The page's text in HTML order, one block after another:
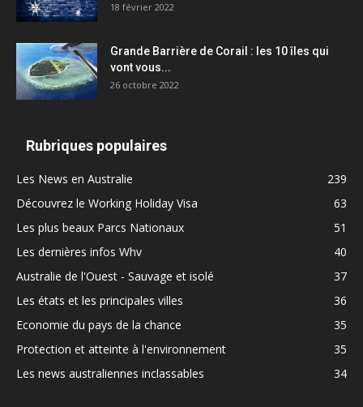
18 février 2022
Grande Barrière de Corail : les 10 îles qui
vont vous...
26 octobre 2022
Rubriques populaires
Les News en Australie
239
Découvrez le Working Holiday Visa
63
Les plus beaux Parcs Nationaux
51
Les dernières infos Whv
40
Australie de l'Ouest - Sauvage et isolé
37
Les états et les principales villes
36
Economie du pays de la chance
35
Protection et atteinte à l'environnement
35
Les news australiennes inclassables
34